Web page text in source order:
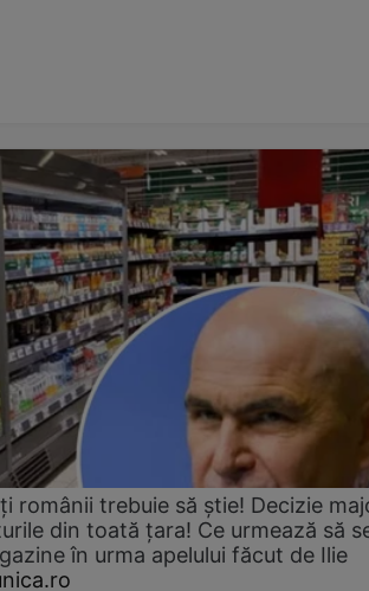
românii trebuie să știe! Decizie
din toată țara! Ce urmează să
în urma apelului făcut de Ilie